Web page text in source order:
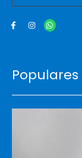
Populares